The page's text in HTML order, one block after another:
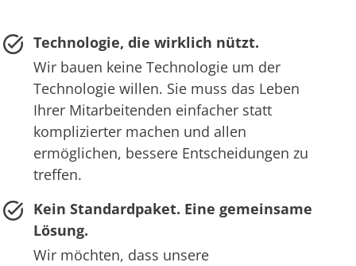
Technologie, die wirklich nützt.
Wir bauen keine Technologie um der
Technologie willen. Sie muss das Leben
Ihrer Mitarbeitenden einfacher statt
komplizierter machen und allen
ermöglichen, bessere Entscheidungen zu
treffen.
Kein Standardpaket. Eine gemeinsame
Lösung.
Wir möchten, dass unsere